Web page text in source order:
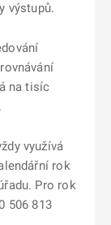
výstupů.
na tisíc
využívá
rok
Pro rok
506 813